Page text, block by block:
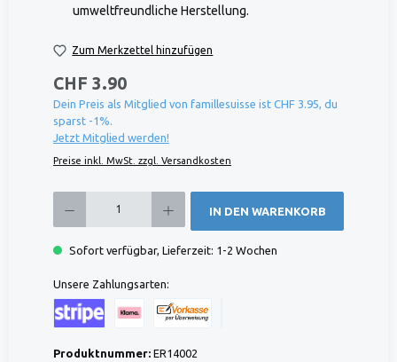
umweltfreundliche Herstellung.
Zum Merkzettel hinzufügen
CHF 3.90
Dein Preis als Mitglied von famillesuisse ist CHF 3.95, du
sparst -1%.
Jetzt Mitglied werden!
Preise inkl. MwSt. zzgl. Versandkosten
IN DEN WARENKORB
Sofort verfügbar, Lieferzeit: 1-2 Wochen
Unsere Zahlungsarten:
Produktnummer: ER14002